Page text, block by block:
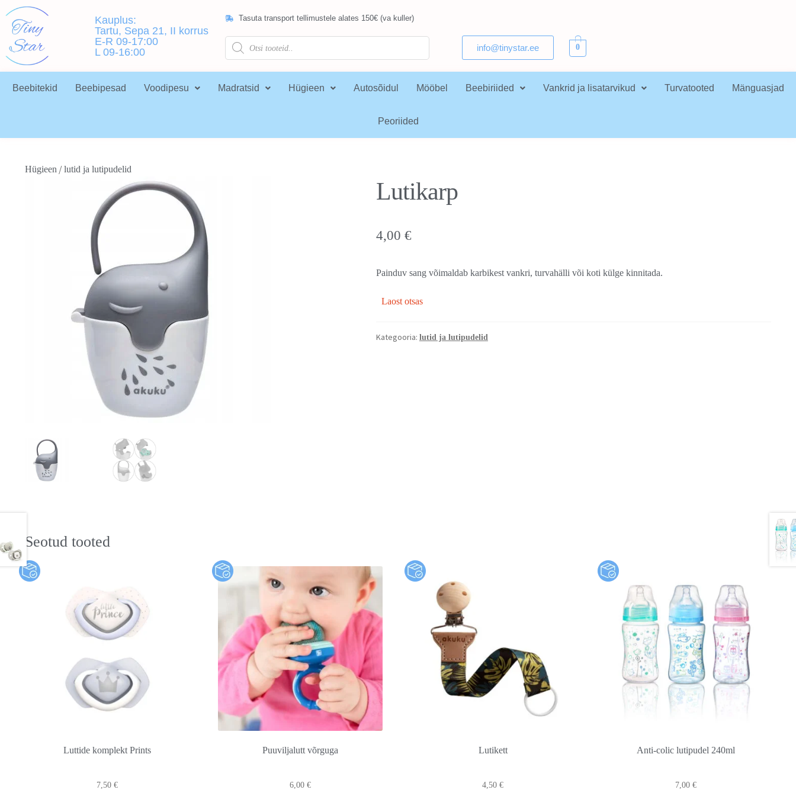
Kauplus:
Tartu, Sepa 21, II korrus
E-R 09-17:00
L 09-16:00
Tasuta transport tellimustele alates 150€ (va kuller)
info@tinystar.ee 0
Beebitekid Beebipesad Voodipesu Madratsid Hügieen Autosõidul Mööbel Beebiriided Vankrid ja lisatarvikud Turvatooted Mänguasjad
Peoriided
Hügieen/lutid ja lutipudelid
Lutikarp
4,00 €
Painduv sang võimaldab karbikest vankri, turvahälli või koti külge kinnitada.
Laost otsas
Kategooria: lutid ja lutipudelid
Seotud tooted
Luttide komplekt Prints
7,50 €
Puuviljalutt võrguga
6,00 €
Lutikett
4,50€
Anti-colic lutipudel 240ml
7,00€